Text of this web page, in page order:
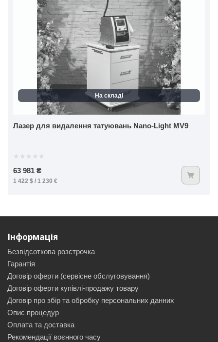
На складі
Лазер для видалення татуювань Nano-Light MV9
★ ★ ★ ★ ★
63 981 ₴
1 422 $ / 1 230 €
Інформація
Безвідсоткова розстрочка
Гарантія
Договір оферти (сервісне обслуговування)
Договір оферти купівлі-продажу товару
Договір про збір та обробку персональних данних
Опис процедур
Оплата та доставка
Рекомендації воєнного часу